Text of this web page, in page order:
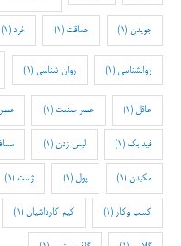
جویدن (1) حماقت (1) خرد (1)
روانشناسی (1) روان شناسی (1)
عاقل (1) عصر صنعت (1)
فید بک(1) لیس زدن (1)
مکیدن (1) پول (1) ژست (1)
کسب وکار (1) کیم کارداشیان (1)